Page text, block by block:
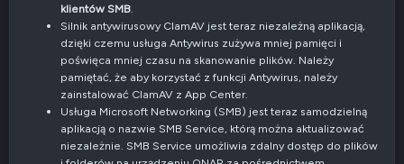
klientów SMB
Silnik antywirusowy ClamAV jest teraz niezależną aplikacją,
dzięki czemu usługa Antywirus zużywa mniej pamięci i
poświęca mniej czasu na skanowanie plików. Należy
pamiętać, że aby korzystać z funkcji Antywirus, należy
zainstalować ClamAV z App Center.
Usługa Microsoft Networking (SMB) jest teraz samodzielną
aplikacją o nazwie SMB Service, którą można aktualizować
niezależnie. SMB Service umożliwia zdalny dostęp do plików